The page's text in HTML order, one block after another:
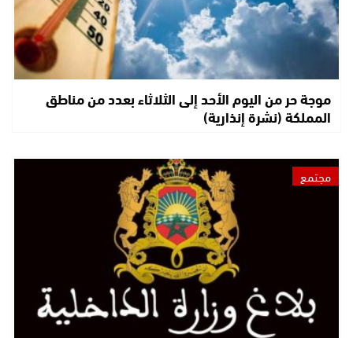
موجة حر من اليوم الأحد إلى الثلاثاء بعدد من مناطق
المملكة (نشرة إنذارية)
مجتمع